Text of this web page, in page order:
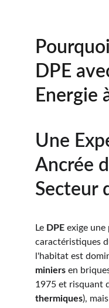
DPE
Energie
Une
Ancrée
Secteur
Le DPE exige une
caractéristiques
l'habitat est
miniers en
1975 et risquant
thermiques),